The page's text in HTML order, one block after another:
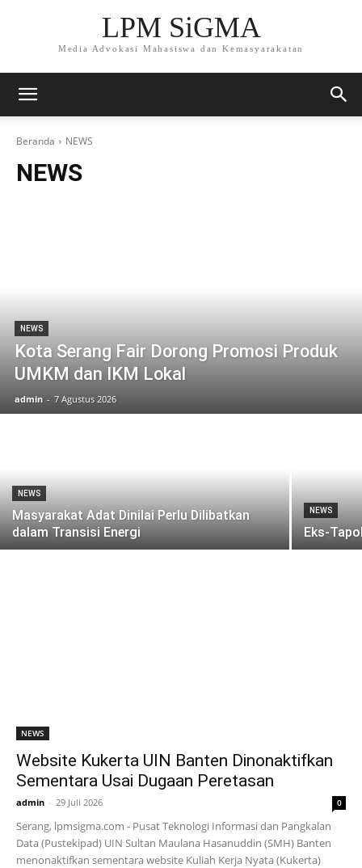
LPM SiGMA
Media Advokasi Mahasiswa dan Kemasyarakatan
Beranda NEWS
NEWS
NEWS
Kota Serang Fair Dorong Promosi Produk
UMKM dan IKM Lokal
admin - 7 Agustus 2026
NEWS
Masyarakat Adat Dinilai Perlu Dilibatkan
dalam Transisi Energi
NEWS
Eks-
NEWS
Website Kukerta UIN Banten Dinonaktifkan
Sementara Usai Dugaan Peretasan
admin - 29 Juli 2026 0
Serang, lpmsigma.com - Pusat Teknologi Informasi dan Pangkalan
Data (Pustekipad) UIN Sultan Maulana Hasanuddin (SMH) Banten
menonaktifkan sementara website Kuliah Kerja Nyata (Kukerta)